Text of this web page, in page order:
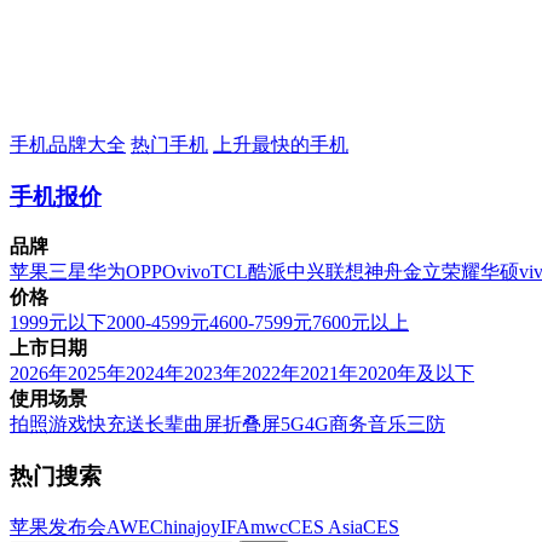
手机品牌大全 热门手机 上升最快的手机
手机报价
品牌
苹果三星华为OPPOvivoTCL酷派中兴联想神舟金立荣耀华硕
价格
1999元以下2000-4599元4600-7599元7600元以上
上市日期
2026年2025年2024年2023年2022年2021年2020年及以下
使用场景
拍照游戏快充送长辈曲屏折叠屏5G4G商务音乐三防
热门搜索
苹果发布会AWEChinajoyIFAmwcCES AsiaCES